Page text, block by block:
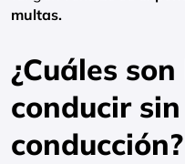
multas.
¿Cuáles
conducir
conducción?